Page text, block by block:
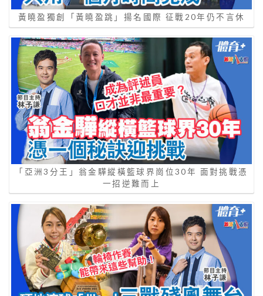
黃曉盈獨創「黃曉盈跳」揚名國際 征戰20年仍不言休
「亞洲3分王」翁金驊縱橫籃球界崗位30年 面對挑戰憑
一招逆難而上